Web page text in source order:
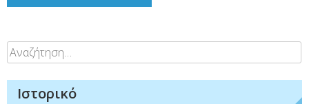
Αναζήτηση
για:
Ιστορικό